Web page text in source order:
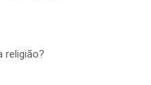
religião?